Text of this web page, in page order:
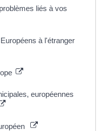
liés à vos
à l'étranger
européennes